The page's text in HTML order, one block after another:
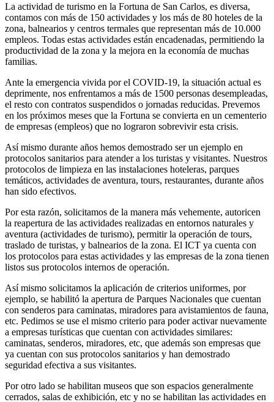
La actividad de turismo en la Fortuna de San Carlos, es diversa,
contamos con más de 150 actividades y los más de 80 hoteles de la
zona, balnearios y centros termales que representan más de 10.000
empleos. Todas estas actividades están encadenadas, permitiendo la
productividad de la zona y la mejora en la economía de muchas
familias.
Ante la emergencia vivida por el COVID-19, la situación actual es
deprimente, nos enfrentamos a más de 1500 personas desempleadas,
el resto con contratos suspendidos o jornadas reducidas. Prevemos
en los próximos meses que la Fortuna se convierta en un cementerio
de empresas (empleos) que no lograron sobrevivir esta crisis.
Así mismo durante años hemos demostrado ser un ejemplo en
protocolos sanitarios para atender a los turistas y visitantes. Nuestros
protocolos de limpieza en las instalaciones hoteleras, parques
temáticos, actividades de aventura, tours, restaurantes, durante años
han sido efectivos.
Por esta razón, solicitamos de la manera más vehemente, autoricen
la reapertura de las actividades realizadas en entornos naturales y
aventura (actividades de turismo), permitir la operación de tours,
traslado de turistas, y balnearios de la zona. El ICT ya cuenta con
los protocolos para estas actividades y las empresas de la zona tienen
listos sus protocolos internos de operación.
Así mismo solicitamos la aplicación de criterios uniformes, por
ejemplo, se habilitó la apertura de Parques Nacionales que cuentan
con senderos para caminatas, miradores para avistamientos de fauna,
etc. Pedimos se use el mismo criterio para poder activar nuevamente
a empresas turísticas que cuentan con actividades similares:
caminatas, senderos, miradores, etc, que además son empresas que
ya cuentan con sus protocolos sanitarios y han demostrado
seguridad efectiva a sus visitantes.
Por otro lado se habilitan museos que son espacios generalmente
cerrados, salas de exhibición, etc y no se habilitan las actividades en